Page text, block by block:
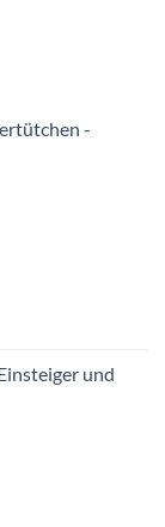
-
und